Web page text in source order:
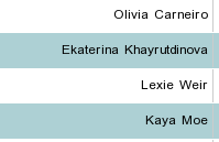
Olivia Carneiro
Ekaterina Khayrutdinova
Lexie Weir
Kaya Moe